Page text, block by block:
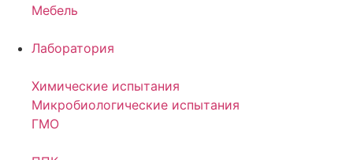
Мебель
Лаборатория
Химические испытания
Микробиологические испытания
ГМО